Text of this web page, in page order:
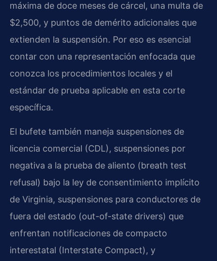
máxima de doce meses de cárcel, una multa de
$2,500, y puntos de demérito adicionales que
extienden la suspensión. Por eso es esencial
contar con una representación enfocada que
conozca los procedimientos locales y el
estándar de prueba aplicable en esta corte
específica.
El bufete también maneja suspensiones de
licencia comercial (CDL), suspensiones por
negativa a la prueba de aliento (breath test
refusal) bajo la ley de consentimiento implícito
de Virginia, suspensiones para conductores de
fuera del estado (out-of-state drivers) que
enfrentan notificaciones de compacto
interestatal (Interstate Compact), y